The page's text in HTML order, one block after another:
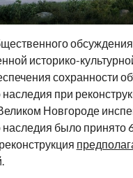
историко-
сохранности
наследия при
Новгороде
наследия было принято